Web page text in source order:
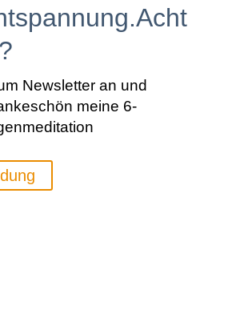
Newsletter an und
meine 6-